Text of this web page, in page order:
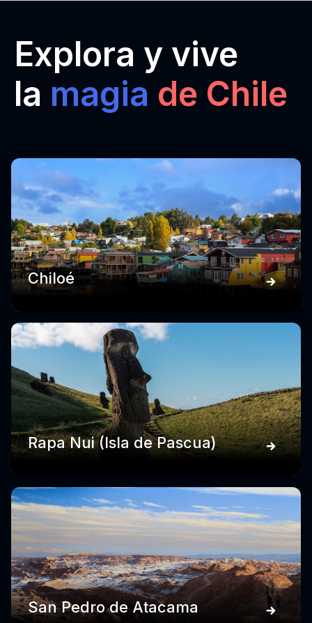
Explora y vive
la magia de Chile
Chiloé
Rapa Nui (Isla de Pascua)
San Pedro de Atacama